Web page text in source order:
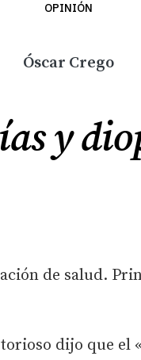
OPINIÓN
Óscar Crego
y
de salud.
dijo que el